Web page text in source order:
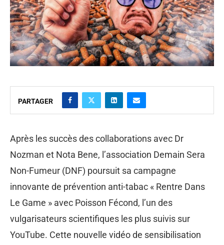
PARTAGER
Après les succès des collaborations avec Dr
Nozman et Nota Bene, l’association Demain Sera
Non-Fumeur (DNF) poursuit sa campagne
innovante de prévention anti-tabac « Rentre Dans
Le Game » avec Poisson Fécond, l’un des
vulgarisateurs scientifiques les plus suivis sur
YouTube. Cette nouvelle vidéo de sensibilisation